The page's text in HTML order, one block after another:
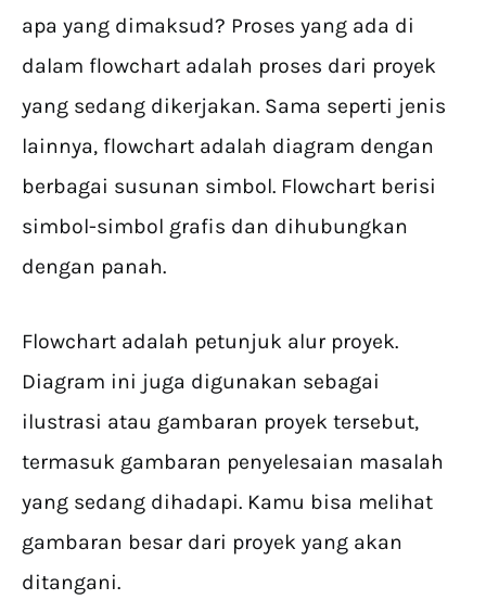
apa yang dimaksud? Proses yang ada di
dalam flowchart adalah proses dari proyek
yang sedang dikerjakan. Sama seperti jenis
lainnya, flowchart adalah diagram dengan
berbagai susunan simbol. Flowchart berisi
simbol-simbol grafis dan dihubungkan
dengan panah.
Flowchart adalah petunjuk alur proyek.
Diagram ini juga digunakan sebagai
ilustrasi atau gambaran proyek tersebut,
termasuk gambaran penyelesaian masalah
yang sedang dihadapi. Kamu bisa melihat
gambaran besar dari proyek yang akan
ditangani.